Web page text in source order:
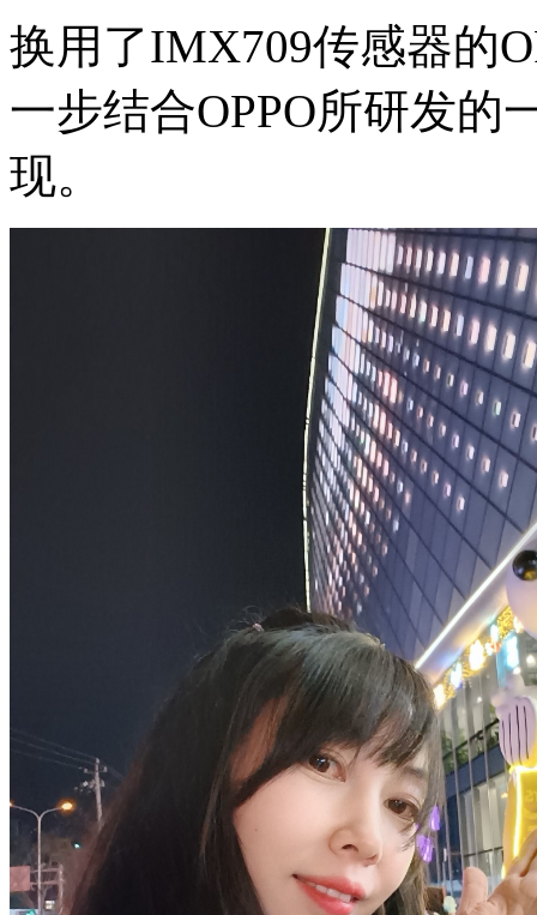
换用了IMX709传感器的
一步结合OPPO所研发的
现。